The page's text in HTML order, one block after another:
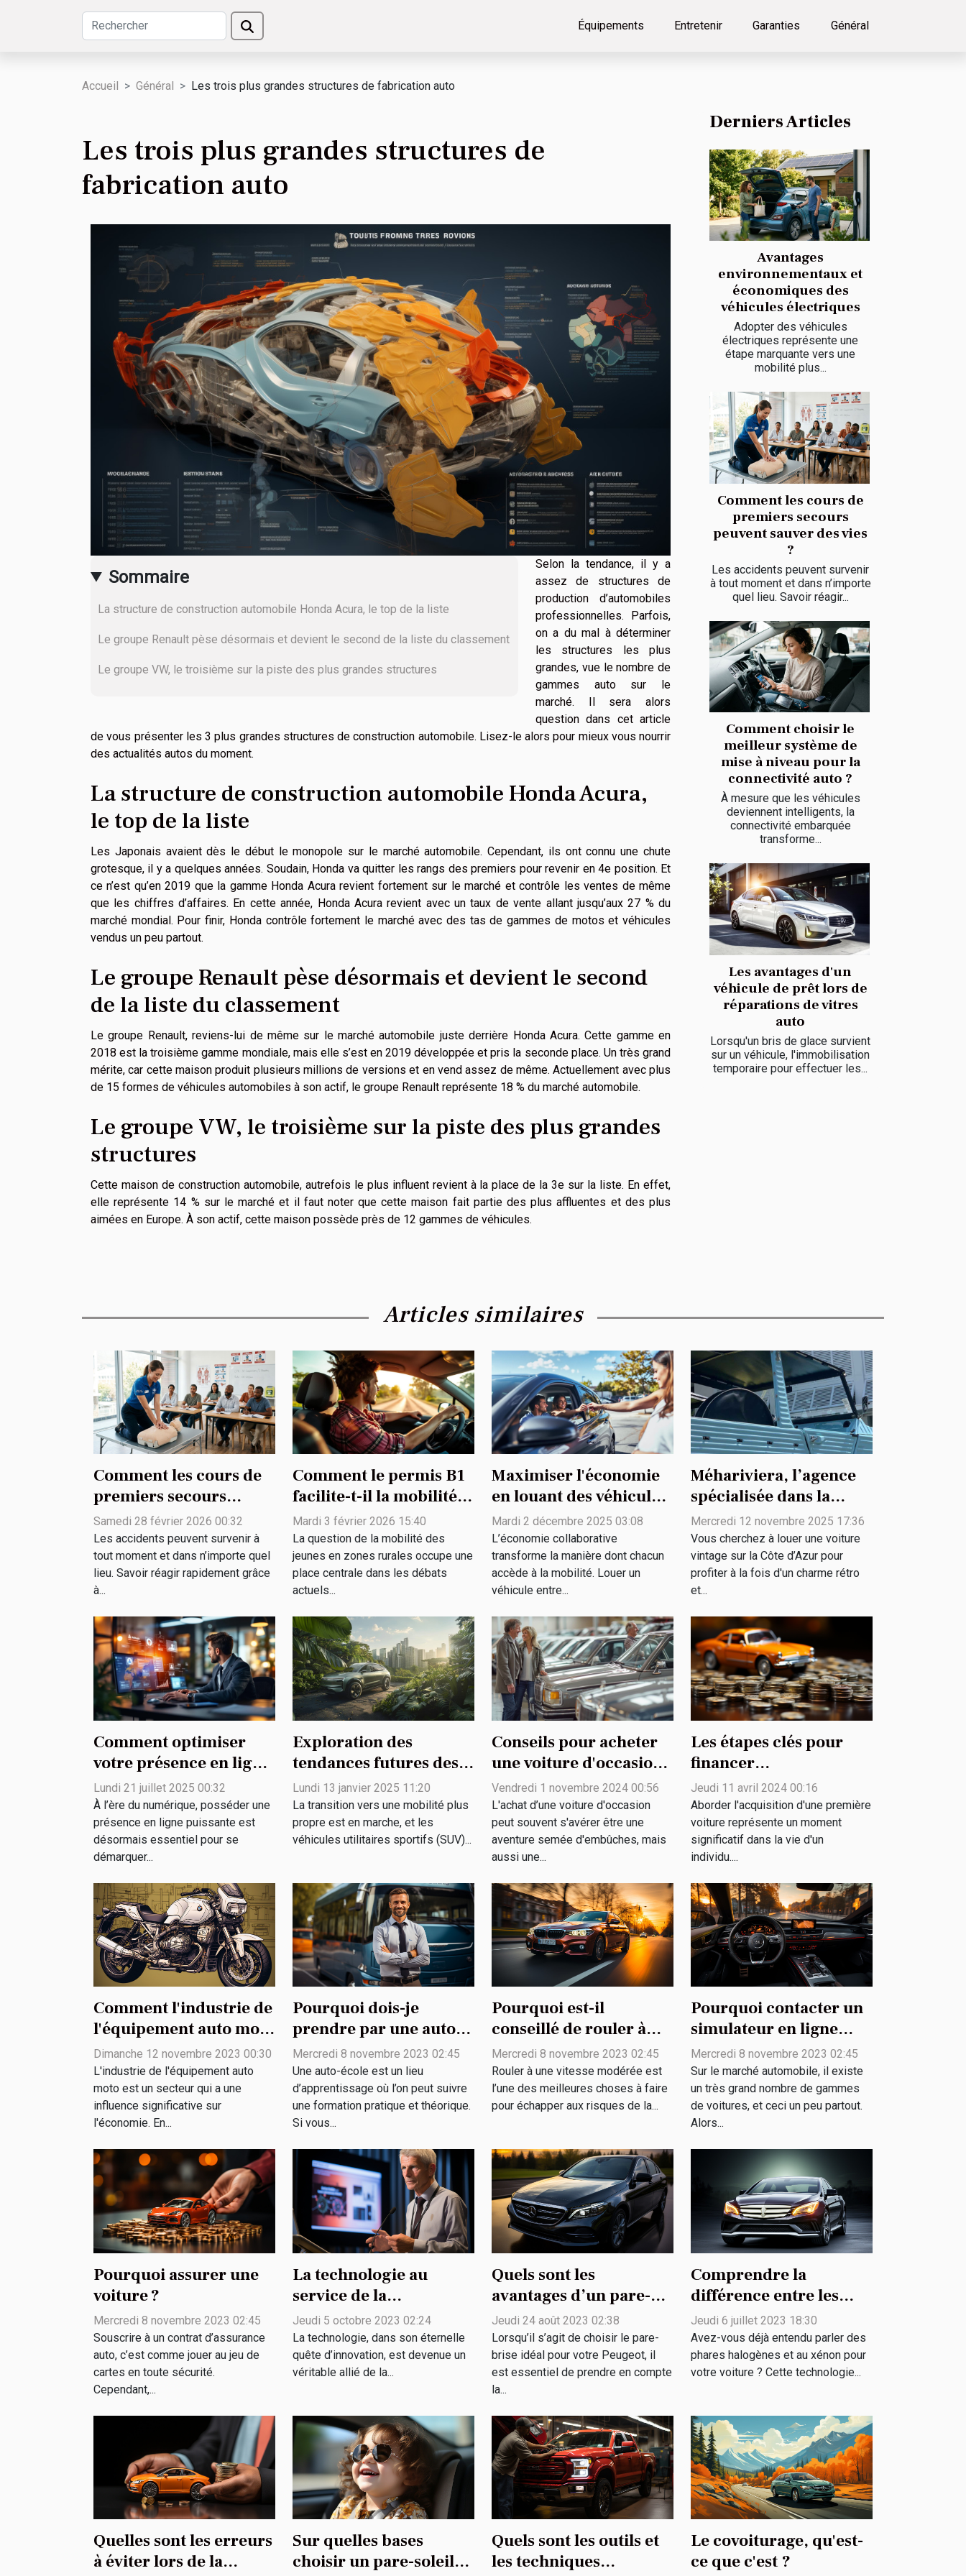
Équipements Entretenir Garanties Général
Accueil Général Les trois plus grandes structures de fabrication auto
Les trois plus grandes structures de
fabrication auto
Sommaire
La structure de construction automobile Honda Acura, le top de la liste
Le groupe Renault pèse désormais et devient le second de la liste du classement
Le groupe VW, le troisième sur la piste des plus grandes structures
Selon la tendance, il y a
assez de structures de
production d’automobiles
professionnelles. Parfois,
on a du mal à déterminer
les structures les plus
grandes, vue le nombre de
gammes auto sur le
marché. Il sera alors
question dans cet article
de vous présenter les 3 plus grandes structures de construction automobile. Lisez-le alors pour mieux vous nourrir
des actualités autos du moment.
La structure de construction automobile Honda Acura,
le top de la liste
Les Japonais avaient dès le début le monopole sur le marché automobile. Cependant, ils ont connu une chute
grotesque, il y a quelques années. Soudain, Honda va quitter les rangs des premiers pour revenir en 4e position. Et
ce n’est qu’en 2019 que la gamme Honda Acura revient fortement sur le marché et contrôle les ventes de même
que les chiffres d’affaires. En cette année, Honda Acura revient avec un taux de vente allant jusqu’aux 27 % du
marché mondial. Pour finir, Honda contrôle fortement le marché avec des tas de gammes de motos et véhicules
vendus un peu partout.
Le groupe Renault pèse désormais et devient le second
de la liste du classement
Le groupe Renault, reviens-lui de même sur le marché automobile juste derrière Honda Acura. Cette gamme en
2018 est la troisième gamme mondiale, mais elle s’est en 2019 développée et pris la seconde place. Un très grand
mérite, car cette maison produit plusieurs millions de versions et en vend assez de même. Actuellement avec plus
de 15 formes de véhicules automobiles à son actif, le groupe Renault représente 18 % du marché automobile.
Le groupe VW, le troisième sur la piste des plus grandes
structures
Cette maison de construction automobile, autrefois le plus influent revient à la place de la 3e sur la liste. En effet,
elle représente 14 % sur le marché et il faut noter que cette maison fait partie des plus affluentes et des plus
aimées en Europe. À son actif, cette maison possède près de 12 gammes de véhicules.
Derniers Articles
Avantages
environnementaux et
économiques des
véhicules électriques
Adopter des véhicules
électriques représente une
étape marquante vers une
mobilité plus...
Comment les cours de
premiers secours
peuvent sauver des vies
?
Les accidents peuvent survenir
à tout moment et dans n’importe
quel lieu. Savoir réagir...
Comment choisir le
meilleur système de
mise à niveau pour la
connectivité auto ?
À mesure que les véhicules
deviennent intelligents, la
connectivité embarquée
transforme...
Les avantages d'un
véhicule de prêt lors de
réparations de vitres
auto
Lorsqu'un bris de glace survient
sur un véhicule, l'immobilisation
temporaire pour effectuer les...
Articles similaires
Comment les cours de
premiers secours
peuvent sauver des vies
?
Samedi 28 février 2026 00:32
Les accidents peuvent survenir à
tout moment et dans n’importe quel
lieu. Savoir réagir rapidement grâce
à...
Comment le permis B1
facilite-t-il la mobilité
des jeunes en zones
rurales ?
Mardi 3 février 2026 15:40
La question de la mobilité des
jeunes en zones rurales occupe une
place centrale dans les débats
actuels...
Maximiser l'économie
en louant des véhicules
entre particuliers
Mardi 2 décembre 2025 03:08
L’économie collaborative
transforme la manière dont chacun
accède à la mobilité. Louer un
véhicule entre...
Méhariviera, l’agence
spécialisée dans la
location de voitures
vintage
Mercredi 12 novembre 2025 17:36
Vous cherchez à louer une voiture
vintage sur la Côte d’Azur pour
profiter à la fois d'un charme rétro
et...
Comment optimiser
votre présence en ligne
grâce à des solutions
publicitaires
innovantes ?
Lundi 21 juillet 2025 00:32
À l’ère du numérique, posséder une
présence en ligne puissante est
désormais essentiel pour se
démarquer...
Exploration des
tendances futures des
SUV électriques et leur
impact
environnemental
Lundi 13 janvier 2025 11:20
La transition vers une mobilité plus
propre est en marche, et les
véhicules utilitaires sportifs (SUV)...
Conseils pour acheter
une voiture d'occasion
en toute sécurité
Vendredi 1 novembre 2024 00:56
L'achat d’une voiture d'occasion
peut souvent s'avérer être une
aventure semée d'embûches, mais
aussi une...
Les étapes clés pour
financer
intelligemment votre
première voiture
Jeudi 11 avril 2024 00:16
Aborder l'acquisition d'une première
voiture représente un moment
significatif dans la vie d'un
individu....
Comment l'industrie de
l'équipement auto moto
contribue à l'économie
Dimanche 12 novembre 2023 00:30
L'industrie de l'équipement auto
moto est un secteur qui a une
influence significative sur
l'économie. En...
Pourquoi dois-je
prendre par une auto-
école ?
Mercredi 8 novembre 2023 02:45
Une auto-école est un lieu
d’apprentissage où l’on peut suivre
une formation pratique et théorique.
Si vous...
Pourquoi est-il
conseillé de rouler à
une vitesse modérée ?
Mercredi 8 novembre 2023 02:45
Rouler à une vitesse modérée est
l’une des meilleures choses à faire
pour échapper aux risques de la...
Pourquoi contacter un
simulateur en ligne
pour un achat de
véhicule ?
Mercredi 8 novembre 2023 02:45
Sur le marché automobile, il existe
un très grand nombre de gammes
de voitures, et ceci un peu partout.
Alors...
Pourquoi assurer une
voiture ?
Mercredi 8 novembre 2023 02:45
Souscrire à un contrat d’assurance
auto, c’est comme jouer au jeu de
cartes en toute sécurité.
Cependant,...
La technologie au
service de la
biodiversité : enjeux et
défis
Jeudi 5 octobre 2023 02:24
La technologie, dans son éternelle
quête d’innovation, est devenue un
véritable allié de la...
Quels sont les
avantages d’un pare-
brise en verre de
sécurité pour votre
Peugeot ?
Jeudi 24 août 2023 02:38
Lorsqu’il s’agit de choisir le pare-
brise idéal pour votre Peugeot, il
est essentiel de prendre en compte
la...
Comprendre la
différence entre les
phares halogènes et au
xénon pour votre
voiture
Jeudi 6 juillet 2023 18:30
Avez-vous déjà entendu parler des
phares halogènes et au xénon pour
votre voiture ? Cette technologie...
Quelles sont les erreurs
à éviter lors de la
Sur quelles bases
choisir un pare-soleil
Quels sont les outils et
les techniques
Le covoiturage, qu'est-
ce que c'est ?